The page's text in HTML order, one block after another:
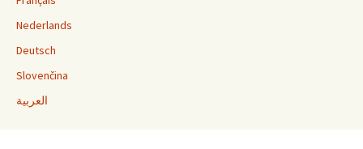
Nederlands
Deutsch
Slovenčina
العربية